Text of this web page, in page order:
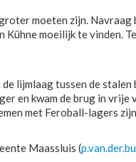
moeten zijn.
moeilijk te vinden.
lijmlaag tussen de
en kwam de brug in vrije
met Feroball-lagers
Maassluis (